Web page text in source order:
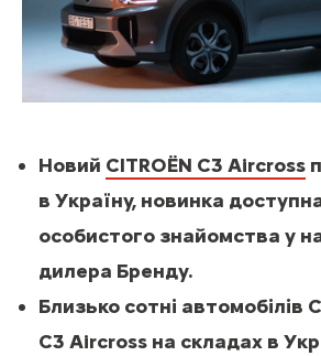
Новий CITROЁN C3 Aircross
в Україну, новинка
особистого знайомства у
дилера Бренду.
Близько сотні автомобілів
C3 Aircross на складах в